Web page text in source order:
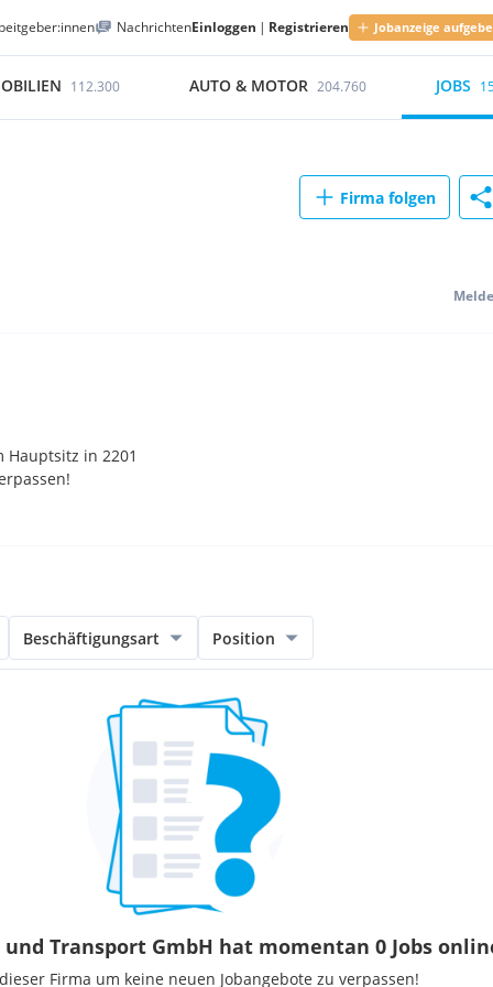
NachrichtenEinloggen | Registrieren Jobanzeige
112.300 AUTO & MOTOR 204.760 JOBS
Firma folgen
Hauptsitz in 2201
Beschäftigungsart Position
und Transport GmbH hat momentan 0 Jobs
Firma um keine neuen Jobangebote zu verpassen!